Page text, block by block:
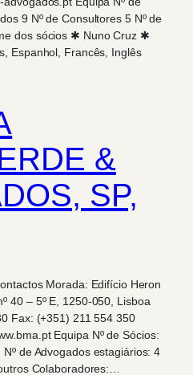
9 Nº de Consultores 5 Nº de
dos sócios ✱ Nuno Cruz ✱
Espanhol, Francês, Inglês
&
SP,
Morada: Edifício Heron
40 – 5º E, 1250-050, Lisboa
Fax: (+351) 211 554 350
Equipa Nº de Sócios:
de Advogados estagiários: 4
Colaboradores:…